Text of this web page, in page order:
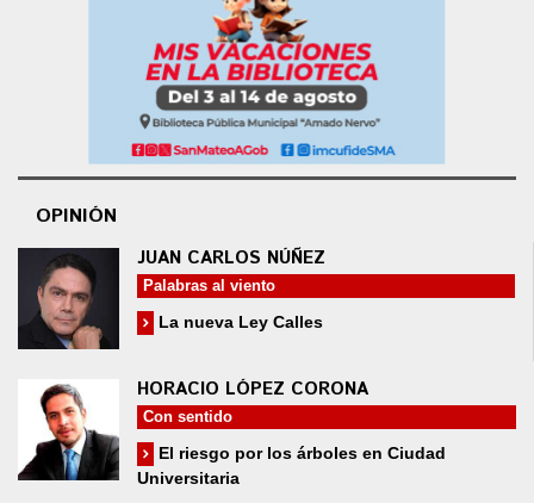
OPINIÓN
JUAN CARLOS NÚÑEZ
Palabras al viento
La nueva Ley Calles
HORACIO LÓPEZ CORONA
Con sentido
El riesgo por los árboles en Ciudad
Universitaria